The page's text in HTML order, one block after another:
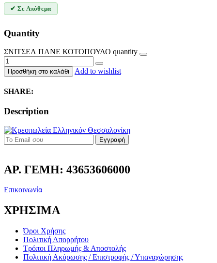
✔ Σε Απόθεμα
Quantity
ΣΝΙΤΣΕΛ ΠΑΝΕ ΚΟΤΟΠΟΥΛΟ quantity
Προσθήκη στο καλάθι Add to wishlist
SHARE:
Description
Εγγραφή
ΑΡ. ΓΕΜΗ: 43653606000
Επικοινωνία
ΧΡΗΣΙΜΑ
Όροι Χρήσης
Πολιτική Απορρήτου
Τρόποι Πληρωμής & Αποστολής
Πολιτική Ακύρωσης / Επιστροφής / Υπαναχώρησης